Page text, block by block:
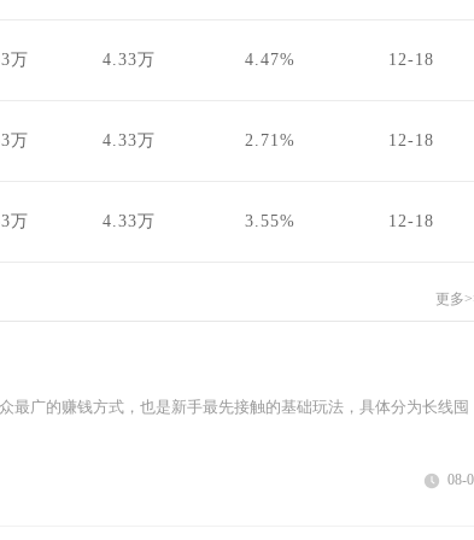
万 4.33万 4.47% 12-18
万 4.33万 2.71% 12-18
万 4.33万 3.55% 12-18
更多
最广的赚钱方式，也是新手最先接触的基础玩法，具体分为长线囤
08-